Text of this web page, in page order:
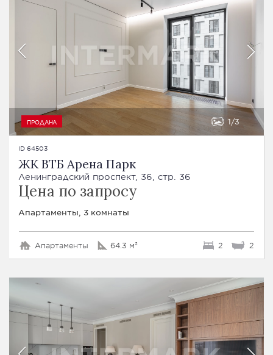
ПРОДАНА 1 3
ID 64503
ЖК ВТБ Арена Парк
Ленинградский проспект, 36, стр. 36
Цена по запросу
Апартаменты, 3 комнаты
Апартаменты 64.3 м² 2 2